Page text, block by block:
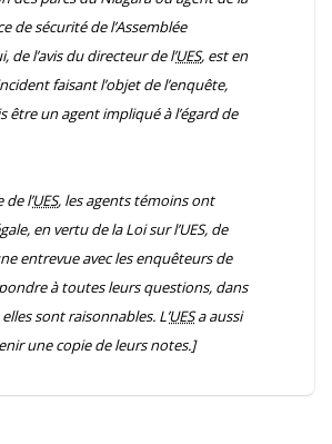
de sécurité de l’Assemblée
de l’avis du directeur de l’UES, est en
faisant l’objet de l’enquête,
être un agent impliqué à l’égard de
l’UES, les agents témoins ont
en vertu de laLoi sur l’UES, de
entrevue avec les enquêteurs de
à toutes leurs questions, dans
sont raisonnables. L’UESa aussi
une copie de leurs notes.]